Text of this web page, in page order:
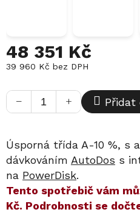
48 351 Kč
39 960 Kč bez DPH
cena:
+
− Přidat
Úsporná třída A-10 %, s
dávkováním AutoDos s
na PowerDisk.
​​Tento spotřebič vám
Kč. Podrobnosti se